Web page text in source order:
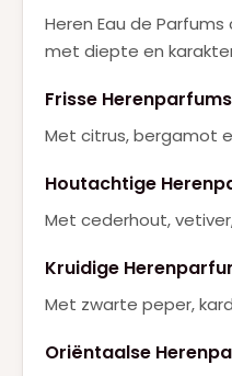
Heren Eau de
met diepte en
Frisse Herenparfums
Met citrus, bergamot
Houtachtige
Met cederhout,
Kruidige
Met zwarte peper,
Oriëntaalse